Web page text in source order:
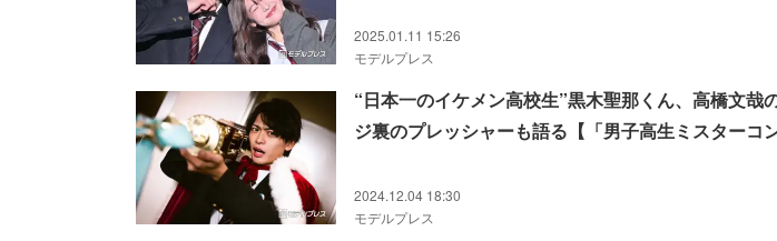
2025.01.11 15:26
モデルプレス
“日本一のイケメン高校生”黒木聖那くん、高橋文哉
ジ裏のプレッシャーも語る【「男子高生ミスターコ
2024.12.04 18:30
モデルプレス